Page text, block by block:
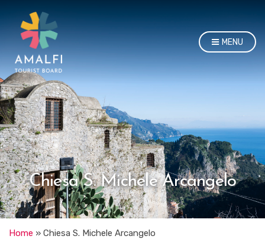
MENU
Chiesa S. Michele Arcangelo
Home » Chiesa S. Michele Arcangelo